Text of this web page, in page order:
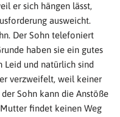
er sich hängen lässt,
ausweicht.
Der Sohn telefoniert
haben sie ein gutes
Leid und natürlich sind
verzweifelt, weil keiner
Sohn kann die Anstöße
findet keinen Weg